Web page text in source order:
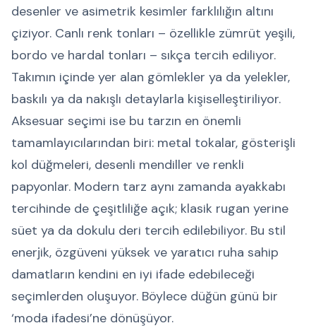
desenler ve asimetrik kesimler farklılığın altını
çiziyor. Canlı renk tonları – özellikle zümrüt yeşili,
bordo ve hardal tonları – sıkça tercih ediliyor.
Takımın içinde yer alan gömlekler ya da yelekler,
baskılı ya da nakışlı detaylarla kişiselleştiriliyor.
Aksesuar seçimi ise bu tarzın en önemli
tamamlayıcılarından biri: metal tokalar, gösterişli
kol düğmeleri, desenli mendiller ve renkli
papyonlar. Modern tarz aynı zamanda ayakkabı
tercihinde de çeşitliliğe açık; klasik rugan yerine
süet ya da dokulu deri tercih edilebiliyor. Bu stil
enerjik, özgüveni yüksek ve yaratıcı ruha sahip
damatların kendini en iyi ifade edebileceği
seçimlerden oluşuyor. Böylece düğün günü bir
‘moda ifadesi’ne dönüşüyor.